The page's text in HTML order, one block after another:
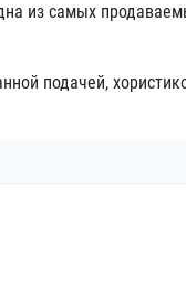
из самых
подачей,